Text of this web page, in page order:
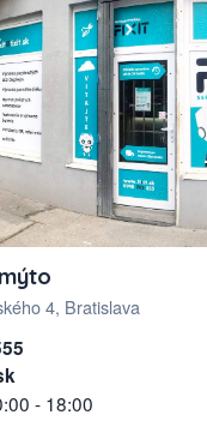
4, Bratislava
- 18:00